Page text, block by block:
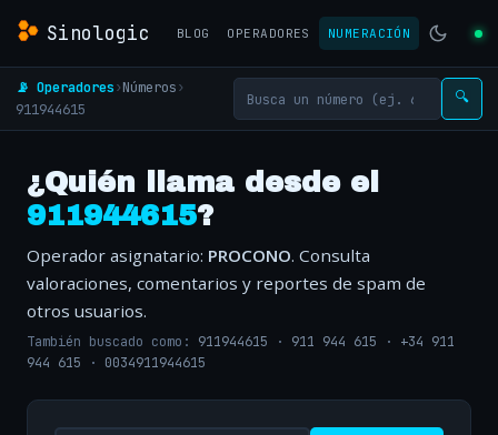
Sinologic BLOG OPERADORES NUMERACIÓN
📡 Operadores›Números›
911944615
🔍
¿Quién llama desde el
911944615?
Operador asignatario: PROCONO. Consulta
valoraciones, comentarios y reportes de spam de
otros usuarios.
También buscado como: 911944615 · 911 944 615 · +34 911
944 615 · 0034911944615